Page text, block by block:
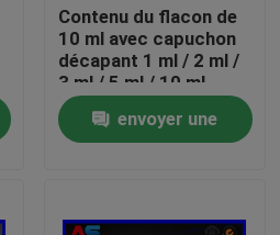
Contenu du flacon de
10 ml avec capuchon
décapant 1 ml / 2 ml /
3 ml / 5 ml / 10 ml
envoyer une